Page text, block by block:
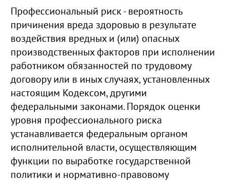
Профессиональный риск - вероятность
причинения вреда здоровью в результате
воздействия вредных и (или) опасных
производственных факторов при исполнении
работником обязанностей по трудовому
договору или в иных случаях, установленных
настоящим Кодексом, другими
федеральными законами. Порядок оценки
уровня профессионального риска
устанавливается федеральным органом
исполнительной власти, осуществляющим
функции по выработке государственной
политики и нормативно-правовому